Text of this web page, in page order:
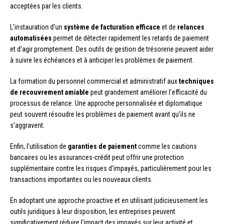
acceptées par les clients.
L’instauration d’un système de facturation efficace et de relances
automatisées permet de détecter rapidement les retards de paiement
et d’agir promptement. Des outils de gestion de trésorerie peuvent aider
à suivre les échéances et à anticiper les problèmes de paiement.
La formation du personnel commercial et administratif auxtechniques
de recouvrement amiable peut grandement améliorer l’efficacité du
processus de relance. Une approche personnalisée et diplomatique
peut souvent résoudre les problèmes de paiement avant qu’ils ne
s’aggravent.
Enfin, l’utilisation de garanties de paiementcomme les cautions
bancaires ou les assurances-crédit peut offrir une protection
supplémentaire contre les risques d’impayés, particulièrement pour les
transactions importantes ou les nouveaux clients.
En adoptant une approche proactive et en utilisant judicieusement les
outils juridiques à leur disposition, les entreprises peuvent